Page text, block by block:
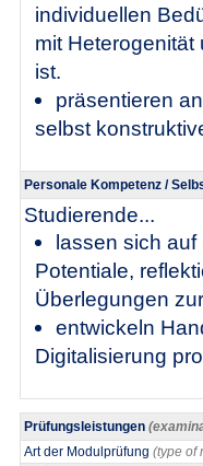
individuellen
mit
ist.
präsentieren
selbst
Personale Kompetenz /
Studierende...
lassen sich
Potentiale,
Überlegungen
​entwickeln
Digitalisierung
Prüfungsleistungen
Art der Modulprüfung (type of